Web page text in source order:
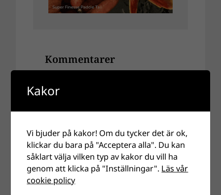
Kommentarer
Lämna ett svar
Kommentar*
Kakor
Vi bjuder på kakor! Om du tycker det är ok,
klickar du bara på "Acceptera alla". Du kan
såklart välja vilken typ av kakor du vill ha
genom att klicka på "Inställningar". Läs vår
cookie policy